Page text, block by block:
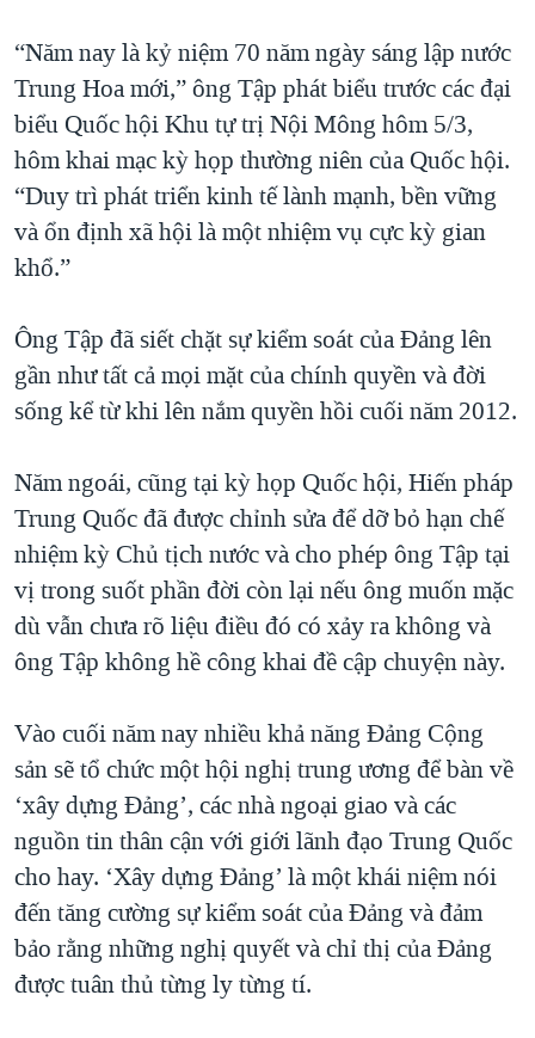
“Năm nay là kỷ niệm 70 năm ngày sáng lập nước
Trung Hoa mới,” ông Tập phát biểu trước các đại
biểu Quốc hội Khu tự trị Nội Mông hôm 5/3,
hôm khai mạc kỳ họp thường niên của Quốc hội.
“Duy trì phát triển kinh tế lành mạnh, bền vững
và ổn định xã hội là một nhiệm vụ cực kỳ gian
khổ.”
Ông Tập đã siết chặt sự kiểm soát của Đảng lên
gần như tất cả mọi mặt của chính quyền và đời
sống kể từ khi lên nắm quyền hồi cuối năm 2012.
Năm ngoái, cũng tại kỳ họp Quốc hội, Hiến pháp
Trung Quốc đã được chỉnh sửa để dỡ bỏ hạn chế
nhiệm kỳ Chủ tịch nước và cho phép ông Tập tại
vị trong suốt phần đời còn lại nếu ông muốn mặc
dù vẫn chưa rõ liệu điều đó có xảy ra không và
ông Tập không hề công khai đề cập chuyện này.
Vào cuối năm nay nhiều khả năng Đảng Cộng
sản sẽ tổ chức một hội nghị trung ương để bàn về
‘xây dựng Đảng’, các nhà ngoại giao và các
nguồn tin thân cận với giới lãnh đạo Trung Quốc
cho hay. ‘Xây dựng Đảng’ là một khái niệm nói
đến tăng cường sự kiểm soát của Đảng và đảm
bảo rằng những nghị quyết và chỉ thị của Đảng
được tuân thủ từng ly từng tí.